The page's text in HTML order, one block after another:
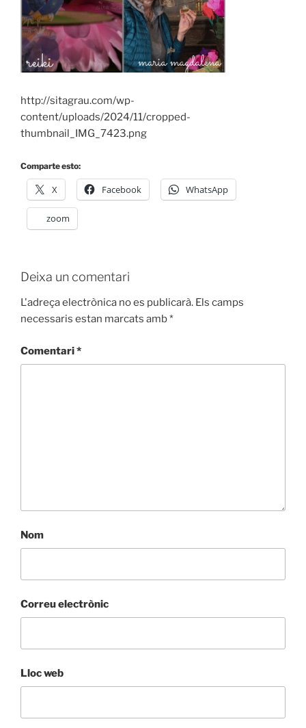
http://sitagrau.com/wp-
content/uploads/2024/11/cropped-
thumbnail_IMG_7423.png
Comparte esto:
X Facebook WhatsApp
zoom
Deixa un comentari
L'adreça electrònica no es publicarà. Els camps
necessaris estan marcats amb*
Comentari*
Nom
Correu electrònic
Lloc web